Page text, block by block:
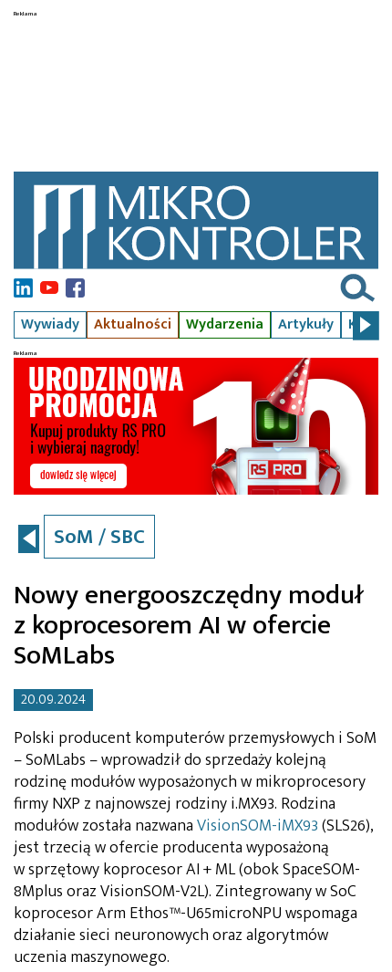
Wywiady Aktualności Wydarzenia Artykuły Kursy
SoM / SBC
Nowy energooszczędny moduł
z koprocesorem AI w ofercie
SoMLabs
20.09.2024
Polski producent komputerów przemysłowych i SoM
– SoMLabs – wprowadził do sprzedaży kolejną
rodzinę modułów wyposażonych w mikroprocesory
firmy NXP z najnowszej rodziny i.MX93. Rodzina
modułów została nazwanaVisionSOM-iMX93(SLS26),
jest trzecią w ofercie producenta wyposażoną
w sprzętowy koprocesor AI + ML (obok SpaceSOM-
8Mplus oraz VisionSOM-V2L). Zintegrowany w SoC
koprocesor Arm Ethos™-U65microNPU wspomaga
działanie sieci neuronowych oraz algorytmów
uczenia maszynowego.